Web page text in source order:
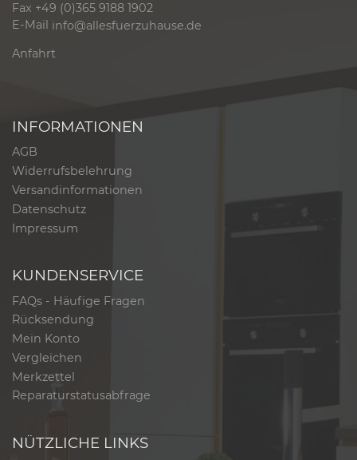
Fax +49 (0)365 9188 1902
E-Mail info@allesfuerzuhause.de
Anfahrt
INFORMATIONEN
AGB
Widerrufsbelehrung
Versandinformationen
Datenschutz
Impressum
KUNDENSERVICE
FAQs - Häufige Fragen
Rücksendung
Mein Konto
Vergleichen
Merkzettel
Reparaturstatusabfrage
NÜTZLICHE LINKS